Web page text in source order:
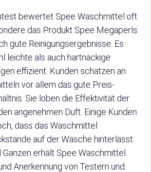
bewertet Spee Waschmittel oft
das Produkt Spee Megaperls
gute Reinigungsergebnisse. Es
leichte als auch hartnäckige
effizient. Kunden schätzen an
vor allem das gute Preis-
Sie loben die Effektivität der
angenehmen Duft. Einige Kunden
dass das Waschmittel
auf der Wäsche hinterlässt.
Ganzen erhält Spee Waschmittel
Anerkennung von Testern und